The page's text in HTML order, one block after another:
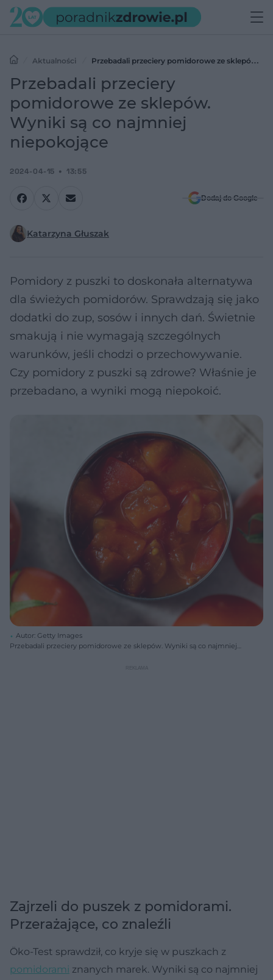
Aktualności
Przebadali przeciery pomidorowe ze sklepów.
Wyniki są co najmniej niepokojące
Przebadali przeciery
pomidorowe ze sklepów.
Wyniki są co najmniej
niepokojące
2024-04-15 13:55
Dodaj do Google
Katarzyna Głuszak
Pomidory z puszki to doskonała alternatywa
dla świeżych pomidorów. Sprawdzają się jako
dodatki do zup, sosów i innych dań. Świetnie
smakują i nie wymagają szczególnych
warunków, jeśli chodzi o przechowywanie.
Czy pomidory z puszki są zdrowe? Właśnie je
przebadano, a wyniki mogą niepokoić.
Autor: Getty Images
Przebadali przeciery pomidorowe ze sklepów. Wyniki są co najmniej
Zajrzeli do puszek z pomidorami.
Przerażające, co znaleźli
Öko-Test sprawdził, co kryje się w puszkach z
pomidorami znanych marek. Wyniki są co najmniej